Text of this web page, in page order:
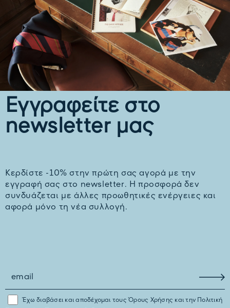
Εγγραφείτε στο
newsletter μας
Kερδίστε -10% στην πρώτη σας αγορά με την
εγγραφή σας στο newsletter. H προσφορά δεν
συνδυάζεται με άλλες προωθητικές ενέργειες και
αφορά μόνο τη νέα συλλογή.
Έχω διαβάσει και αποδέχομαι τουςΌρους Χρήσης και τηνΠολιτική